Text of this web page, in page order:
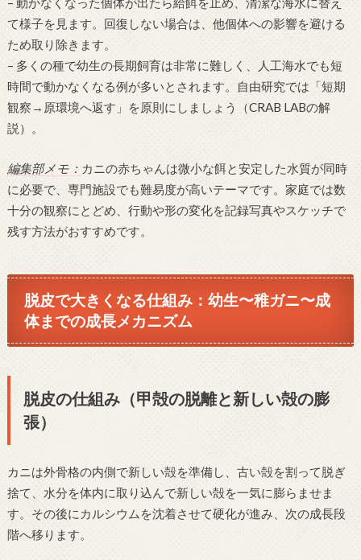
て様子を見ます。回復しない場合は、他個体への影響を避ける
ため取り除きます。
– 多くの種で幼生の長期飼育は非常に難しく、人工海水でも短
時間で動かなくなる例が多いとされます。自由研究では「短期
観察→原環境へ返す」を原則にしましょう（CRAB LABの解
説）。
編集部メモ： カニの赤ちゃんは微小な餌と安定した水質が同時
に必要で、専門施設でも難易度が高いテーマです。家庭では数
十分の観察にとどめ、行動や形の変化を記録写真やスケッチで
残す方法がおすすめです。
脱皮で大きくなる仕組み：幼生〜稚ガニ〜成
体までの成長メカニズム
脱皮の仕組み（甲殻の脱離と新しい殻の膨
張）
カニは外骨格の内側で新しい殻を準備し、古い殻を割って脱ぎ
捨て、水分を体内に取り込んで新しい殻を一気に膨らませま
す。その後にカルシウムを沈着させて硬化が進み、次の成長段
階へ移ります。